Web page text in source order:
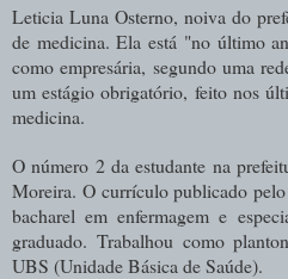
Leticia Luna Osterno, noiva do
de medicina. Ela está "no último
como empresária, segundo uma
um estágio obrigatório, feito nos
medicina.
O número 2 da estudante na
Moreira. O currículo publicado
bacharel em enfermagem e
graduado. Trabalhou como
UBS (Unidade Básica de Saúde).